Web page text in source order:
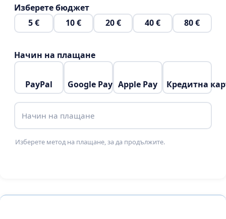
Изберете бюджет
5 €
10 € 20 € 40 € 80 €
Начин на плащане
PayPal Google Pay Apple Pay Кредитна
Начин на плащане
Изберете метод на плащане, за да продължите.